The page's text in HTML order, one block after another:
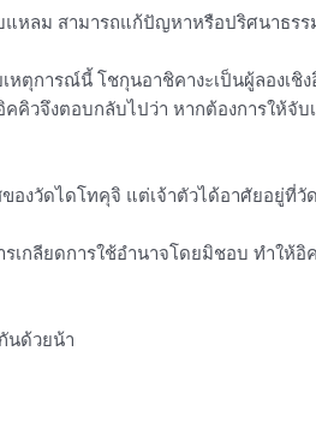
ลม สามารถแก้ปัญหาหรือปริศนาธรรม
ตุการณ์นี้ โชกุนอาชิคางะเป็นผู้ลองเชิ
วจึงตอบกลับไปว่า หากต้องการให้จั
องวัดไดโทคุจิ แต่เจ้าตัวได้อาศัยอยู่ที่
กลียดการใช้อำนาจโดยมิชอบ ทำให้อิ
นด้วยน้า